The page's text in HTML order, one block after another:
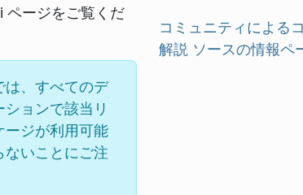
ページをご覧くだ
は、すべてのデ
ションで該当リ
ージが利用可能
ないことにご注
コミュニティによる
解説 ソースの情報ペ